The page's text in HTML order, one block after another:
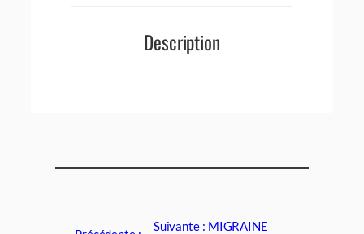
Description
Suivante : MIGRAINE